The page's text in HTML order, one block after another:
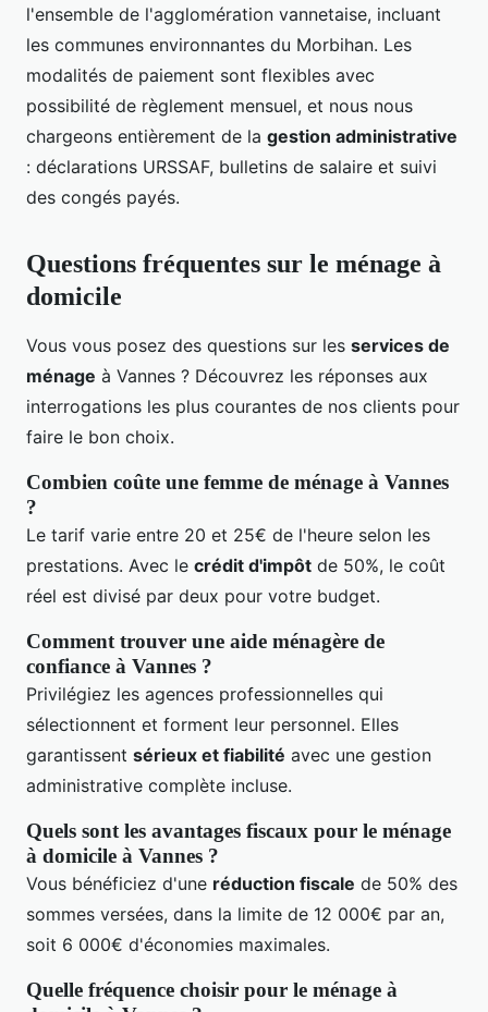
l'ensemble de l'agglomération vannetaise, incluant
les communes environnantes du Morbihan. Les
modalités de paiement sont flexibles avec
possibilité de règlement mensuel, et nous nous
chargeons entièrement de la gestion administrative
: déclarations URSSAF, bulletins de salaire et suivi
des congés payés.
Questions fréquentes sur le ménage à
domicile
Vous vous posez des questions sur les services de
ménage à Vannes ? Découvrez les réponses aux
interrogations les plus courantes de nos clients pour
faire le bon choix.
Combien coûte une femme de ménage à Vannes
?
Le tarif varie entre 20 et 25€ de l'heure selon les
prestations. Avec le crédit d'impôt de 50%, le coût
réel est divisé par deux pour votre budget.
Comment trouver une aide ménagère de
confiance à Vannes ?
Privilégiez les agences professionnelles qui
sélectionnent et forment leur personnel. Elles
garantissent sérieux et fiabilité avec une gestion
administrative complète incluse.
Quels sont les avantages fiscaux pour le ménage
à domicile à Vannes ?
Vous bénéficiez d'une réduction fiscale de 50% des
sommes versées, dans la limite de 12 000€ par an,
soit 6 000€ d'économies maximales.
Quelle fréquence choisir pour le ménage à